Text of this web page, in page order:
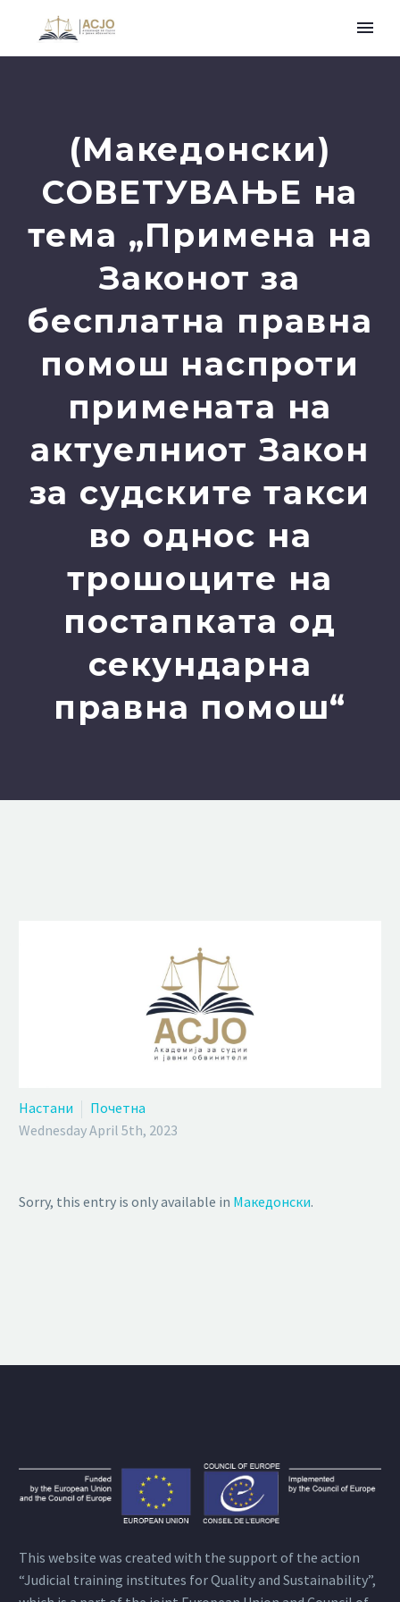
(Македонски)
СОВЕТУВАЊЕ на
тема „Примена на
Законот за
бесплатна правна
помош наспроти
примената на
актуелниот Закон
за судските такси
во однос на
трошоците на
постапката од
секундарна
правна помош“
Настани
Почетна
Wednesday April 5th, 2023
Sorry, this entry is only available in Македонски.
This website was created with the support of the action
“Judicial training institutes for Quality and Sustainability”,